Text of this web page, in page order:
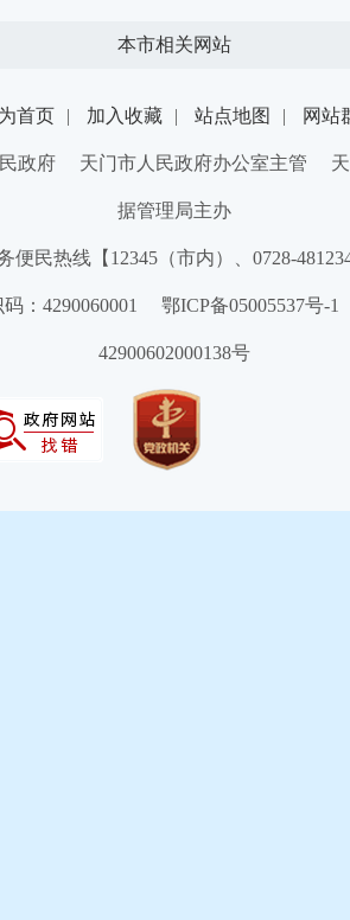
本市相关网站
首页 | 加入收藏 | 站点地图 | 网站
民政府 天门市人民政府办公室主管 天
据管理局主办
便民热线【12345（市内）、0728-
码：4290060001 鄂ICP备05005537号
42900602000138号